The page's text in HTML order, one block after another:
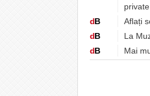
dB
Aflați
dB
La
dB Mai